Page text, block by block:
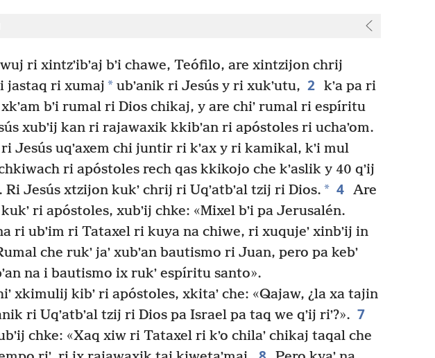
wuj ri xintzʼibʼaj bʼi chawe, Teófilo, are xintzijon chrij
jastaq ri xumaj * ubʼanik ri Jesús y ri xukʼutu, 2 kʼa pa ri
xkʼam bʼi rumal ri Dios chikaj, y are chiʼ rumal ri espíritu
xubʼij kan ri rajawaxik kkibʼan ri apóstoles ri uchaʼom.
ri Jesús uqʼaxem chi juntir ri kʼax y ri kamikal, kʼi mul
ri apóstoles rech qas kkikojo che kʼaslik y 40 qʼij
Jesús xtzijon kukʼ chrij ri Uqʼatbʼal tzij ri Dios. * 4 Are
kukʼ ri apóstoles, xubʼij chke: «Mixel bʼi pa Jerusalén.
ri ubʼim ri Tataxel ri kuya na chiwe, ri xuqujeʼ xinbʼij in
che rukʼ jaʼ xubʼan bautismo ri Juan, pero pa kebʼ
na i bautismo ix rukʼ espíritu santo».
xkimulij kibʼ ri apóstoles, xkitaʼ che: «Qajaw, ¿la xa tajin
ri Uqʼatbʼal tzij ri Dios pa Israel pa taq we qʼij riʼ?». 7
chke: «Xaq xiw ri Tataxel ri kʼo chilaʼ chikaj taqal che